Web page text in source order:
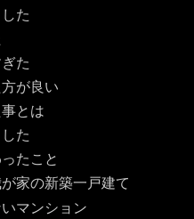
た
た
が良い
とは
た
たこと
家の新築一戸建て
マンション